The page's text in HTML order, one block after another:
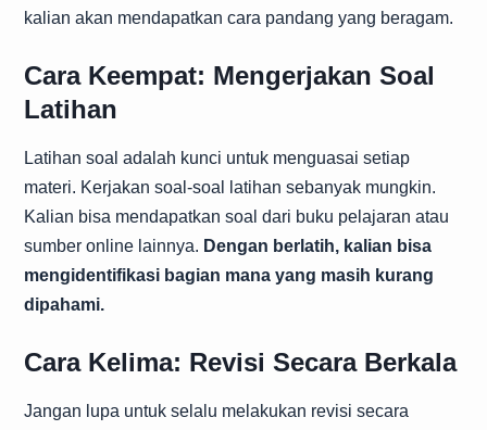
kalian akan mendapatkan cara pandang yang beragam.
Cara Keempat: Mengerjakan Soal
Latihan
Latihan soal adalah kunci untuk menguasai setiap
materi. Kerjakan soal-soal latihan sebanyak mungkin.
Kalian bisa mendapatkan soal dari buku pelajaran atau
sumber online lainnya. Dengan berlatih, kalian bisa
mengidentifikasi bagian mana yang masih kurang
dipahami.
Cara Kelima: Revisi Secara Berkala
Jangan lupa untuk selalu melakukan revisi secara